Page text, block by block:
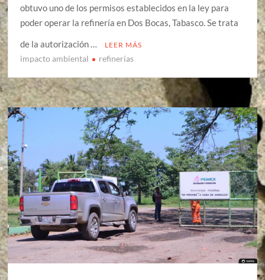
obtuvo uno de los permisos establecidos en la ley para
poder operar la refinería en Dos Bocas, Tabasco. Se trata
de la autorización …
LEER MÁS
impacto ambiental refinerías